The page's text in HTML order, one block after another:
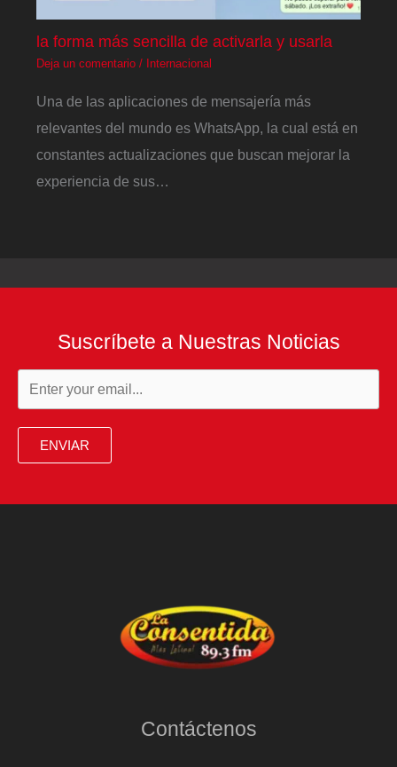
la forma más sencilla de activarla y usarla
Deja un comentario / Internacional
Una de las aplicaciones de mensajería más
relevantes del mundo es WhatsApp, la cual está en
constantes actualizaciones que buscan mejorar la
experiencia de sus…
Suscríbete a Nuestras Noticias
ENVIAR
Contáctenos